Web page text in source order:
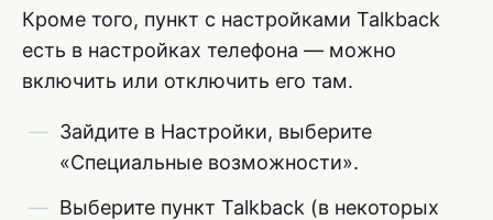
Кроме того, пункт с настройками Talkback
есть в настройках телефона — можно
включить или отключить его там.
Зайдите в Настройки, выберите
«Специальные возможности».
Выберите пункт Talkback (в некоторых